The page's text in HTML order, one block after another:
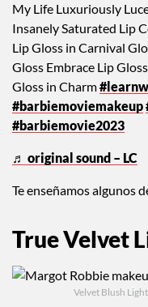
My Life Luxuriously
Insanely Saturated Lip
Lip Gloss in Carnival
Gloss Embrace Lip
Gloss in Charm
#barbiemoviemakeup
#barbiemovie2023
♬ original sound – LC
Te enseñamos algunos
True Velvet
Velvet Blush